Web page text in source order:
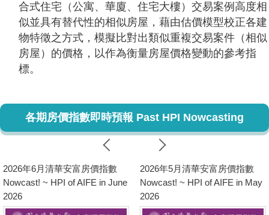
合式住宅（公寓、華廈、住宅大樓）交易案例高度相
似並具有替代性的相似房屋，藉由估價模型校正各建
物特徵之方式，模擬比對出類似重複交易案件（相似
房屋）的價格，以作為衡量房屋價格變動的參考指
標。
各期房價指數即時預報 Past HPI Nowcasting
2026年6月清華安富房價指數
Nowcast! ~ HPI of AIFE in June
2026
2026年5月清華安富房價指數
Nowcast! ~ HPI of AIFE in May
2026